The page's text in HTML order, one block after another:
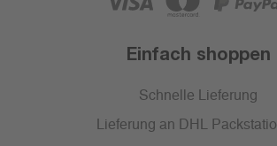
Einfach shoppen
Schnelle Lieferung
Lieferung an DHL